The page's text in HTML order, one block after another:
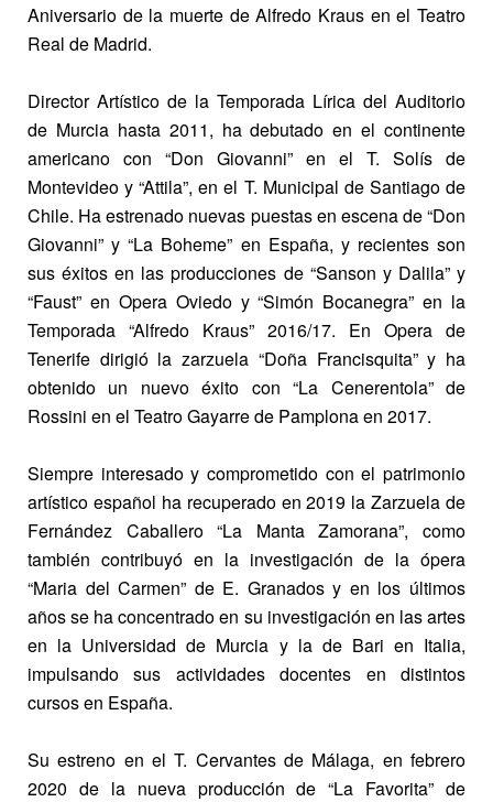
Aniversario de la muerte de Alfredo Kraus en el Teatro
Real de Madrid.
Director Artístico de la Temporada Lírica del Auditorio
de Murcia hasta 2011, ha debutado en el continente
americano con “Don Giovanni” en el T. Solís de
Montevideo y “Attila”, en el T. Municipal de Santiago de
Chile. Ha estrenado nuevas puestas en escena de “Don
Giovanni” y “La Boheme” en España, y recientes son
sus éxitos en las producciones de “Sanson y Dalila” y
“Faust” en Opera Oviedo y “Simón Bocanegra” en la
Temporada “Alfredo Kraus” 2016/17. En Opera de
Tenerife dirigió la zarzuela “Doña Francisquita” y ha
obtenido un nuevo éxito con “La Cenerentola” de
Rossini en el Teatro Gayarre de Pamplona en 2017.
Siempre interesado y comprometido con el patrimonio
artístico español ha recuperado en 2019 la Zarzuela de
Fernández Caballero “La Manta Zamorana”, como
también contribuyó en la investigación de la ópera
“Maria del Carmen” de E. Granados y en los últimos
años se ha concentrado en su investigación en las artes
en la Universidad de Murcia y la de Bari en Italia,
impulsando sus actividades docentes en distintos
cursos en España.
Su estreno en el T. Cervantes de Málaga, en febrero
2020 de la nueva producción de “La Favorita” de